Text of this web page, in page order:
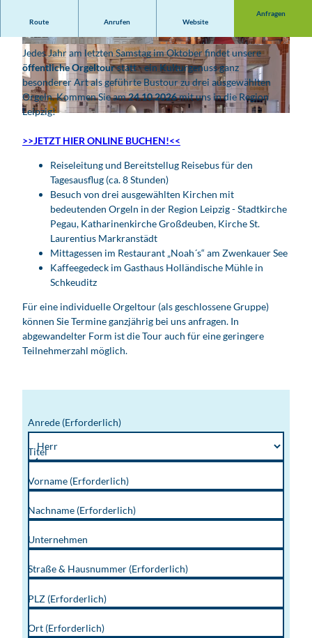
© LTM | Sara Höhne © Andreas Schmidt
Route Anrufen Website
Anfragen
Tagesausflug: Geführte Bustour zu den Orgeln der Region
Jedes Jahr am letzten Samstag im Oktober findet unsere
öffentliche Orgeltourstatt - ein Kulturgenuss ganz
besonderer Art als geführte Bustour zu drei ausgewählten
Orgeln. Kommen Sie am24.10.2026mit uns in die Region
Leipzig!
>>JETZT HIER ONLINE BUCHEN!<<
Reiseleitung und Bereitstellug Reisebus für den
Tagesausflug (ca. 8 Stunden)
Besuch von drei ausgewählten Kirchen mit
bedeutenden Orgeln in der Region Leipzig - Stadtkirche
Pegau, Katharinenkirche Großdeuben, Kirche St.
Laurentius Markranstädt
Mittagessen im Restaurant „Noah´s“ am Zwenkauer See
Kaffeegedeck im Gasthaus Holländische Mühle in
Schkeuditz
Für eine individuelle Orgeltour (als geschlossene Gruppe)
können Sie Termine ganzjährig bei uns anfragen. In
abgewandelter Form ist die Tour auch für eine geringere
Teilnehmerzahl möglich.
Anrede (Erforderlich)
Titel
Vorname (Erforderlich)
Nachname (Erforderlich)
Unternehmen
Straße & Hausnummer (Erforderlich)
PLZ (Erforderlich)
Ort (Erforderlich)